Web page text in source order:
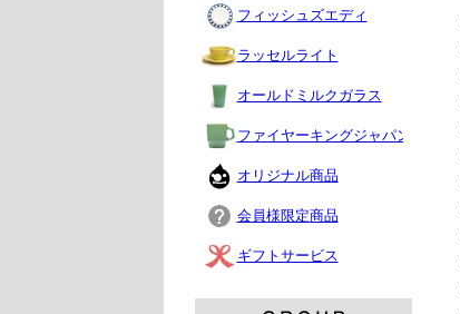
フィッシュズエディ
ラッセルライト
オールドミルクガラス
ファイヤーキングジャパン
オリジナル商品
会員様限定商品
ギフトサービス